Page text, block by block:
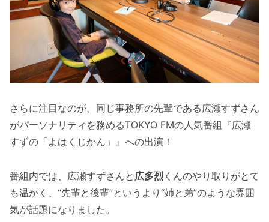
さらに注目なのが、同じ事務所の先輩である広瀬すずさん
がパーソナリティを務めるTOKYO FMの人気番組『広瀬
すずの「よはくじかん」』への出演！
番組内では、広瀬すずさんと 広多烈 くんのやり取りがとて
も温かく、“先輩と後輩”というより“姉と弟”のような雰囲
気が話題になりました。